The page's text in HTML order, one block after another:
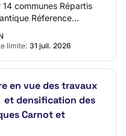
communes Répartis
Réference
limite: 31 juil. 2026
en vue des travaux
et densification des
Carnot et